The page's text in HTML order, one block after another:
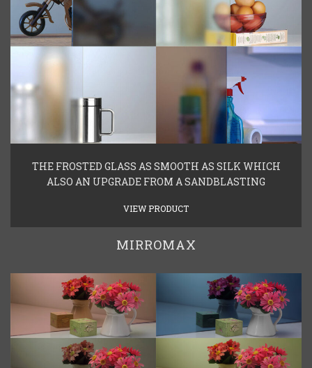
THE FROSTED GLASS AS SMOOTH AS SILK WHICH
ALSO AN UPGRADE FROM A SANDBLASTING
VIEW PRODUCT
MIRROMAX